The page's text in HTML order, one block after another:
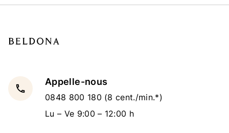
local_phone
Appelle-nous
0848 800 180 (8 cent./min.*)
Lu – Ve 9:00 – 12:00 h